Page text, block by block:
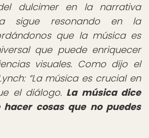
dulcimer en la narrativa
sigue resonando en la
que la música es
que puede enriquecer
visuales. Como dijo el
La música es crucial en
el diálogo. La música dice
hacer cosas que no puedes